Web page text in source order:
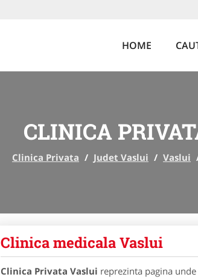
HOME
CLINICA
Clinica Privata / Judet Vaslui / Vaslui
Clinica medicala Vaslui
Clinica Privata Vaslui reprezinta pagina